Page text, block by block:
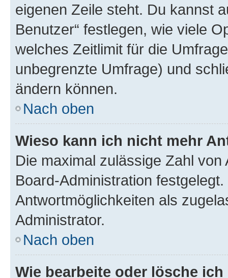
eigenen Zeile steht. Du kannst
Benutzer“ festlegen, wie viele
welches Zeitlimit für die
unbegrenzte Umfrage) und
ändern können.
Nach oben
Wieso kann ich nicht mehr
Die maximal zulässige Zahl
Board-Administration
Antwortmöglichkeiten als
Administrator.
Nach oben
Wie bearbeite oder lösche